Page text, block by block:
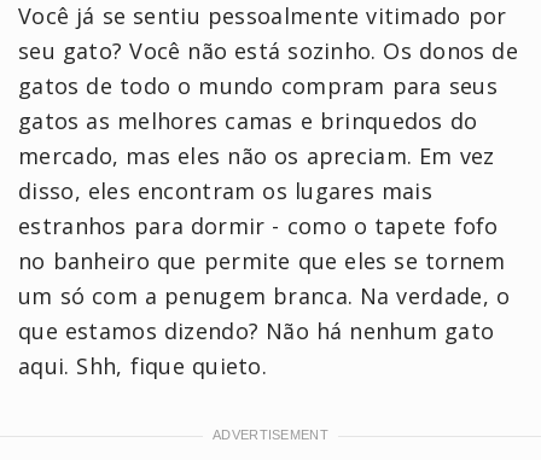
Você já se sentiu pessoalmente vitimado por
seu gato? Você não está sozinho. Os donos de
gatos de todo o mundo compram para seus
gatos as melhores camas e brinquedos do
mercado, mas eles não os apreciam. Em vez
disso, eles encontram os lugares mais
estranhos para dormir - como o tapete fofo
no banheiro que permite que eles se tornem
um só com a penugem branca. Na verdade, o
que estamos dizendo? Não há nenhum gato
aqui. Shh, fique quieto.